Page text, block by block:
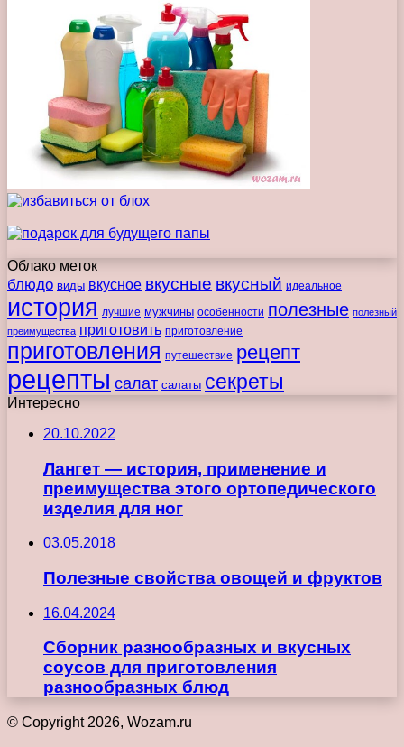
Облако меток
блюдо виды вкусное вкусные вкусный идеальное
история лучшие мужчины особенности полезные полезный
преимущества приготовить приготовление
приготовления путешествие рецепт
рецепты салат салаты секреты
Интересно
20.10.2022
Лангет — история, применение и
преимущества этого ортопедического
изделия для ног
03.05.2018
Полезные свойства овощей и фруктов
16.04.2024
Сборник разнообразных и вкусных
соусов для приготовления
разнообразных блюд
© Copyright 2026, Wozam.ru